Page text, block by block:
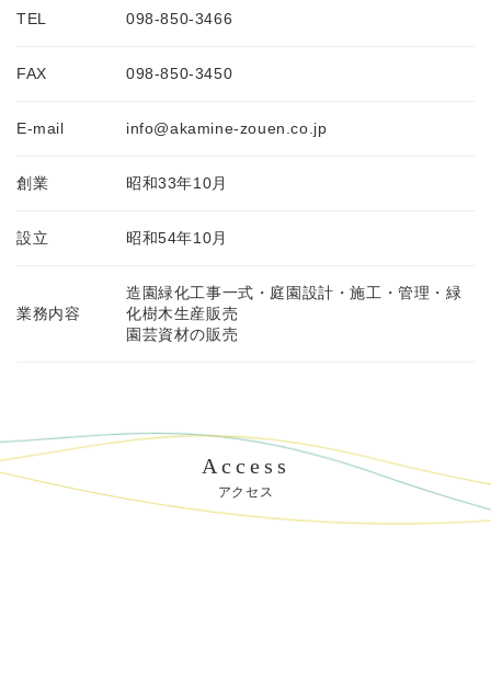
TEL 098-850-3466
FAX 098-850-3450
E-mail info@akamine-zouen.co.jp
創業 昭和33年10月
設立 昭和54年10月
業務内容
造園緑化工事一式・庭園設計・施工・管理・緑
化樹木生産販売
園芸資材の販売
Access
アクセス